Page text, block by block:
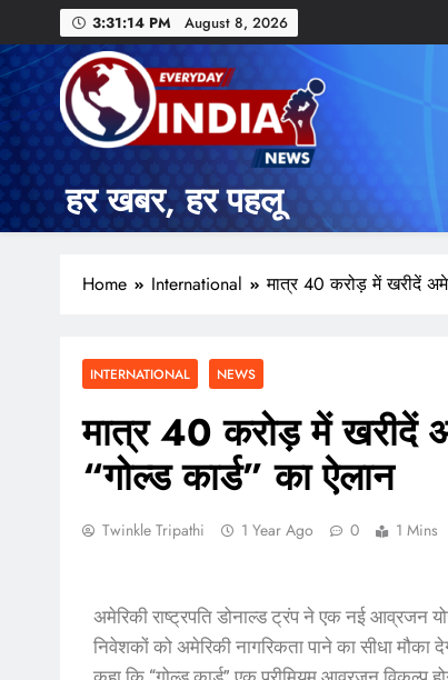
3:31:15 PM August 8, 2026
हर खबर, हर पहलू
Home International मात्र 40 करोड़ में खरीदें
INTERNATIONAL NEWS
मात्र 40 करोड़ में खरीदें
“गोल्ड कार्ड” का ऐलान
Twinkle Tripathi 1 Year Ago 0 1 Mins
अमेरिकी राष्ट्रपति डोनाल्ड ट्रंप ने एक नई आव्रजन
निवेशकों को अमेरिकी नागरिकता पाने का सीधा